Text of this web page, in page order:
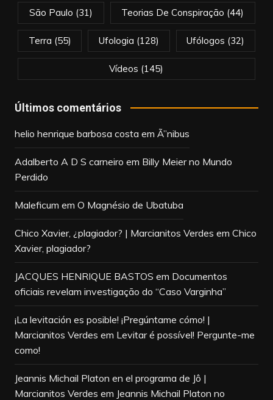
São Paulo (31) Teorias De Conspiração (44)
Terra (55) Ufologia (128) Ufólogos (32)
Vídeos (145)
Últimos comentários
helio henrique barbosa costa em Ã”nibus
Adalberto A D S carneiro em Billy Meier no Mundo
Perdido
Maleficum em O Magnésio de Ubatuba
Chico Xavier, ¿plagiador? | Marcianitos Verdes em Chico
Xavier, plagiador?
JACQUES HENRIQUE BASTOS em Documentos
oficiais revelam investigação do “Caso Varginha”
¡La levitación es posible! ¡Pregúntame cómo! |
Marcianitos Verdes em Levitar é possível! Pergunte-me
como!
Jeannis Michail Platon en el programa de Jô |
Marcianitos Verdes em Jeannis Michail Platon no